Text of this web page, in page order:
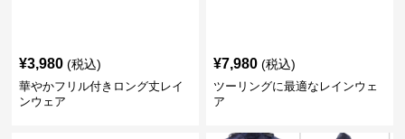
¥3,980 (税込)
華やかフリル付きロング丈レイ
ンウェア
¥7,980 (税込)
ツーリングに最適なレインウェ
ア